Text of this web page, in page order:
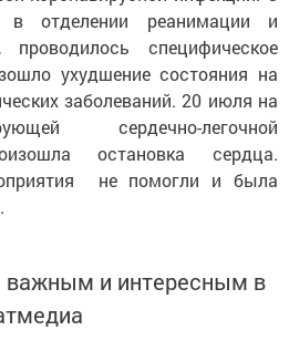
отделении реанимации и
проводилось специфическое
ухудшение состояния на
заболеваний. 20 июля на
сердечно-легочной
остановка сердца.
не помогли и была
и интересным в